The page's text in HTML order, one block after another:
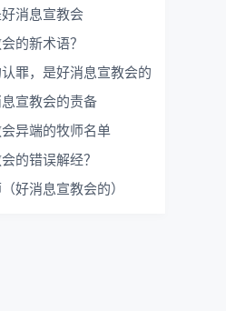
消息宣教会
的新术语？
罪，是好消息宣教会的
宣教会的责备
异端的牧师名单
的错误解经？
好消息宣教会的）